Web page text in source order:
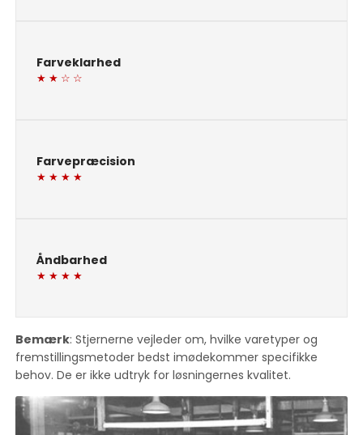
Farveklarhed
★ ★ ☆ ☆
Farvepræcision
★ ★ ★ ★
Åndbarhed
★ ★ ★ ★
Bemærk: Stjernerne vejleder om, hvilke varetyper og
fremstillingsmetoder bedst imødekommer specifikke
behov. De er ikke udtryk for løsningernes kvalitet.